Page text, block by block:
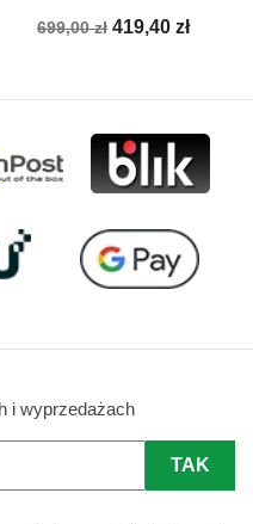
Cena
699,00 zł Cena
419,40 zł
i wyprzedażach